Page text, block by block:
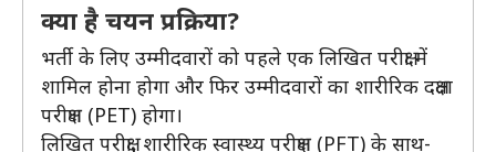
क्या है चयन प्रक्रिया?
भर्ती के लिए उम्मीदवारों को पहले एक लिखित परीक्षा में
शामिल होना होगा और फिर उम्मीदवारों का शारीरिक दक्षता
परीक्षण (PET) होगा।
लिखित परीक्षा, शारीरिक स्वास्थ्य परीक्षण (PFT) के साथ-